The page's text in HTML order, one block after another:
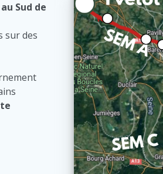
Sud de
sur des